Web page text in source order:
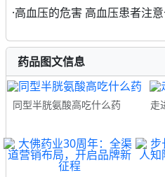
·高血压的危害 高血压患者注
药品图文信息
同型半胱氨酸高吃什么药
走